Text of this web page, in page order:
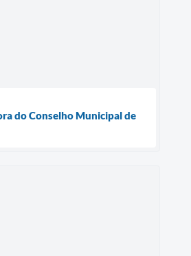
do Conselho Municipal de